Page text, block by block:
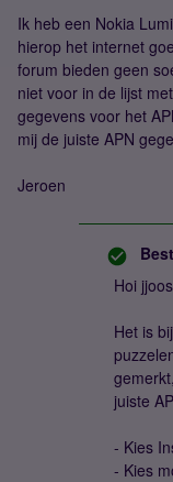
Ik heb een Nokia
hierop het internet
forum bieden geen
niet voor in de lijst
gegevens voor het
mij de juiste APN
Jeroen
Hoi
Het is
juiste
- Kies
- Kies